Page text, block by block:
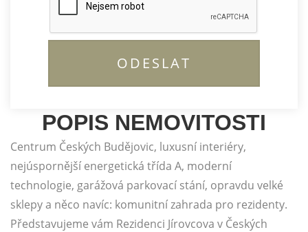
POPIS NEMOVITOSTI
Centrum Českých Budějovic, luxusní interiéry,
nejúspornější energetická třída A, moderní
technologie, garážová parkovací stání, opravdu velké
sklepy a něco navíc: komunitní zahrada pro rezidenty.
Představujeme vám Rezidenci Jírovcova v Českých